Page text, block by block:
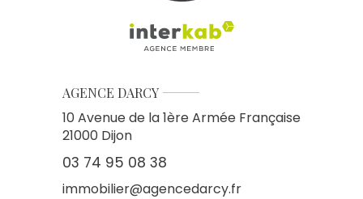
AGENCE DARCY
10 Avenue de la 1ère Armée Française
21000 Dijon
03 74 95 08 38
immobilier@agencedarcy.fr